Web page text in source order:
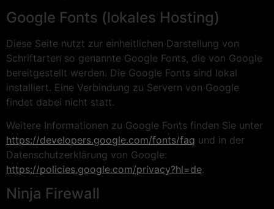
Google Fonts (lokales Hosting)
Diese Seite nutzt zur einheitlichen Darstellung von
Schriftarten so genannte Google Fonts, die von Google
bereitgestellt werden. Die Google Fonts sind lokal
installiert. Eine Verbindung zu Servern von Google
findet dabei nicht statt.
Weitere Informationen zu Google Fonts finden Sie unter
https://developers.google.com/fonts/faq und in der
Datenschutzerklärung von Google:
https://policies.google.com/privacy?hl=de.
Ninja Firewall